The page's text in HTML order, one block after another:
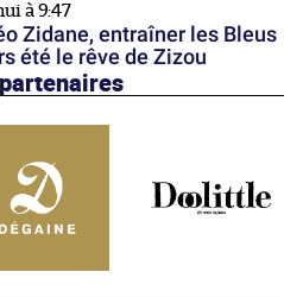
à 9:47
Zidane, entraîner les Bleus
été le rêve de Zizou